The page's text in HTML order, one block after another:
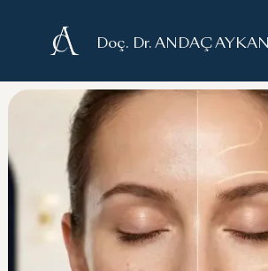
Doç. Dr. ANDAÇ AYKAN